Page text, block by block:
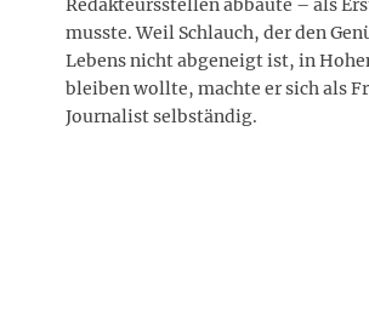
Redakteursstellen abbaute – als
musste. Weil Schlauch, der den
Lebens nicht abgeneigt ist, in
bleiben wollte, machte er sich als
Journalist selbständig.